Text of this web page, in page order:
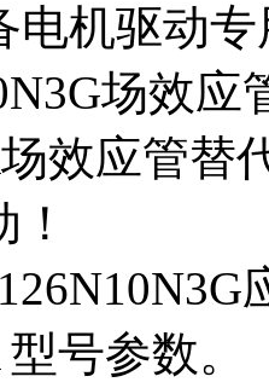
电机驱动
场效应
效应管替
号参数。